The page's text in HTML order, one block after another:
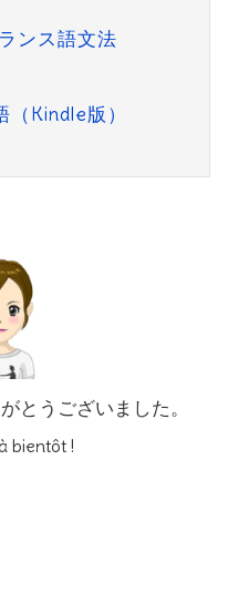
ンス語文法
Kindle版）
とうございました。
bientôt !